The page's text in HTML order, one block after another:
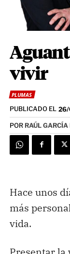
vivir
PLUMAS
PUBLICADO EL
POR RAÚL GARCÍA
Hace unos
más
vida.